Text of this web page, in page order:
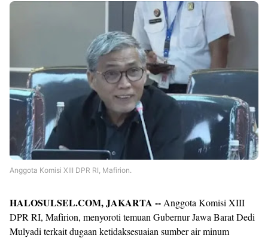
Premium
Shroff
Templates
Anggota Komisi XIII DPR RI, Mafirion.
HALOSULSEL.COM, JAKARTA -- Anggota Komisi XIII
DPR RI, Mafirion, menyoroti temuan Gubernur Jawa Barat Dedi
Mulyadi terkait dugaan ketidaksesuaian sumber air minum